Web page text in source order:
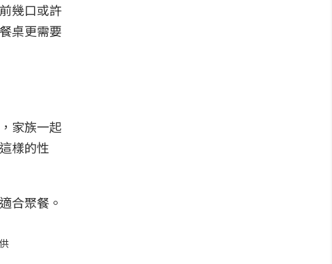
幾口或許
桌更需要
家族一起
樣的性